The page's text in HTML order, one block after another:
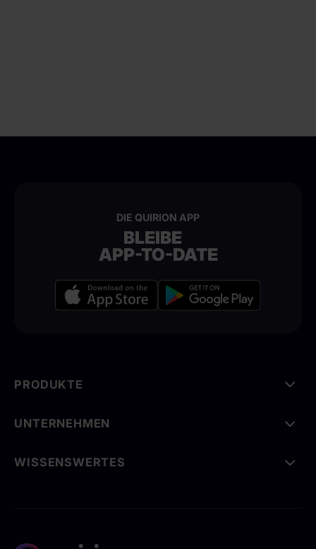
DIE QUIRION APP
BLEIBE
APP-TO-DATE
PRODUKTE
UNTERNEHMEN
WISSENSWERTES